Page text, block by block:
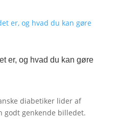
er, og hvad du kan gøre
diabetiker lider af
godt genkende billedet.